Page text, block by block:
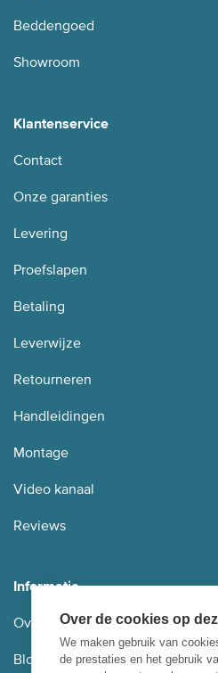
Over de cookies op
We maken gebruik van
de prestaties en het gebruik
Beddengoed
Showroom
Klantenservice
Contact
Onze garanties
Levering
Proefslapen
Betaling
Leverwijze
Retourneren
Handleidingen
Montage
Video kanaal
Reviews
Informatie
Over ons
Blog